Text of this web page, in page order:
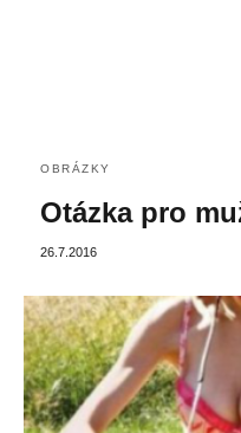
OBRÁZKY
Otázka pro
26.7.2016